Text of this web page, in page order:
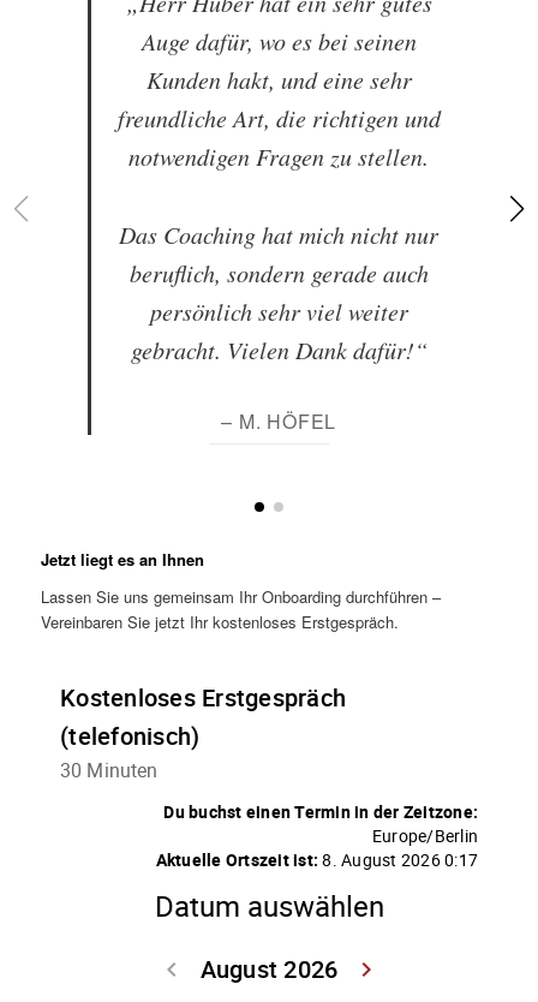
Auge dafür, wo es bei seinen
Kunden hakt, und eine sehr
freundliche Art, die richtigen und
notwendigen Fragen zu stellen.
Das Coaching hat mich nicht nur
beruflich, sondern gerade auch
persönlich sehr viel weiter
gebracht. Vielen Dank dafür!“
– M. HÖFEL
Jetzt liegt es an Ihnen
Lassen Sie uns gemeinsam Ihr Onboarding durchführen –
Vereinbaren Sie jetzt Ihr kostenloses Erstgespräch.